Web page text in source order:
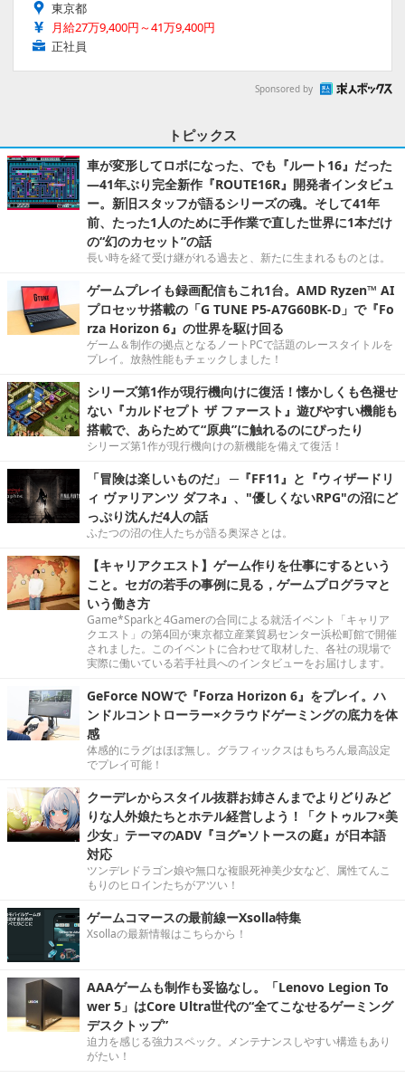
東京都
月給27万9,400円～41万9,400円
正社員
Sponsored by
トピックス
車が変形してロボになった、でも『ルート16』だった
―41年ぶり完全新作『ROUTE16R』開発者インタビュ
ー。新旧スタッフが語るシリーズの魂。そして41年
前、たった1人のために手作業で直した世界に1本だけ
の“幻のカセット”の話
長い時を経て受け継がれる過去と、新たに生まれるものとは。
ゲームプレイも録画配信もこれ1台。AMD Ryzen™ AI
プロセッサ搭載の「G TUNE P5-A7G60BK-D」で『Fo
rza Horizon 6』の世界を駆け回る
ゲーム＆制作の拠点となるノートPCで話題のレースタイトルを
プレイ。放熱性能もチェックしました！
シリーズ第1作が現行機向けに復活！懐かしくも色褪せ
ない『カルドセプト ザ ファースト』遊びやすい機能も
搭載で、あらためて“原典”に触れるのにぴったり
シリーズ第1作が現行機向けの新機能を備えて復活！
「冒険は楽しいものだ」 ─『FF11』と『ウィザードリ
ィ ヴァリアンツ ダフネ』、"優しくないRPG"の沼にど
っぷり沈んだ4人の話
ふたつの沼の住人たちが語る奥深さとは。
【キャリアクエスト】ゲーム作りを仕事にするという
こと。セガの若手の事例に見る，ゲームプログラマと
いう働き方
Game*Sparkと4Gamerの合同による就活イベント「キャリア
クエスト」の第4回が東京都立産業貿易センター浜松町館で開催
されました。このイベントに合わせて取材した、各社の現場で
実際に働いている若手社員へのインタビューをお届けします。
GeForce NOWで『Forza Horizon 6』をプレイ。ハ
ンドルコントローラー×クラウドゲーミングの底力を体
感
体感的にラグはほぼ無し。グラフィックスはもちろん最高設定
でプレイ可能！
クーデレからスタイル抜群お姉さんまでよりどりみど
りな人外娘たちとホテル経営しよう！「クトゥルフ×美
少女」テーマのADV『ヨグ=ソトースの庭』が日本語
対応
ツンデレドラゴン娘や無口な複眼死神美少女など、属性てんこ
もりのヒロインたちがアツい！
ゲームコマースの最前線ーXsolla特集
Xsollaの最新情報はこちらから！
AAAゲームも制作も妥協なし。「Lenovo Legion To
wer 5」はCore Ultra世代の“全てこなせるゲーミング
デスクトップ”
迫力を感じる強力スペック。メンテナンスしやすい構造もあり
がたい！